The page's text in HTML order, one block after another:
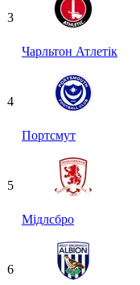
3
Чарльтон Атлетік
4
Портсмут
5
Мідлсбро
6